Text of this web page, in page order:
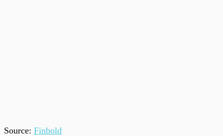
Source: Finbold